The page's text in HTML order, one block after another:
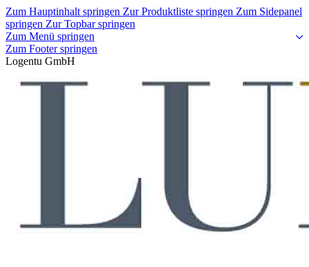
Zum Hauptinhalt springen Zur Produktliste springen Zum Sidepanel
springen Zur Topbar springen
Zum Menü springen
Zum Footer springen
Logentu GmbH